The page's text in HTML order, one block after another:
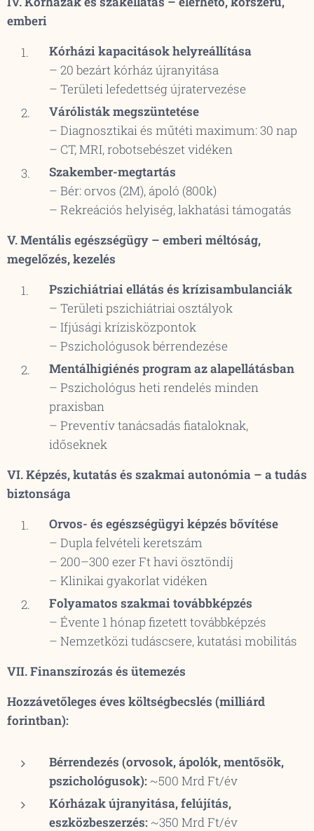
emberi
Kórházi kapacitások helyreállítása
– 20 bezárt kórház újranyitása
– Területi lefedettség újratervezése
Várólisták megszüntetése
– Diagnosztikai és műtéti maximum: 30 nap
– CT, MRI, robotsebészet vidéken
Szakember-megtartás
– Bér: orvos (2M), ápoló (800k)
– Rekreációs helyiség, lakhatási támogatás
V. Mentális egészségügy – emberi méltóság,
megelőzés, kezelés
Pszichiátriai ellátás és krízisambulanciák
– Területi pszichiátriai osztályok
– Ifjúsági krízisközpontok
– Pszichológusok bérrendezése
Mentálhigiénés program az alapellátásban
– Pszichológus heti rendelés minden
praxisban
– Preventív tanácsadás fiataloknak,
időseknek
VI. Képzés, kutatás és szakmai autonómia – a tudás
biztonsága
Orvos- és egészségügyi képzés bővítése
– Dupla felvételi keretszám
– 200–300 ezer Ft havi ösztöndíj
– Klinikai gyakorlat vidéken
Folyamatos szakmai továbbképzés
– Évente 1 hónap fizetett továbbképzés
– Nemzetközi tudáscsere, kutatási mobilitás
VII. Finanszírozás és ütemezés
Hozzávetőleges éves költségbecslés (milliárd
forintban):
Bérrendezés (orvosok, ápolók, mentősök,
pszichológusok): ~500 Mrd Ft/év
Kórházak újranyitása, felújítás,
eszközbeszerzés: ~350 Mrd Ft/év